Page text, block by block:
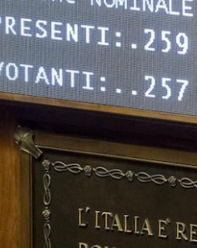
Media
Europa
Altrecose
Mondiali calcio 2026